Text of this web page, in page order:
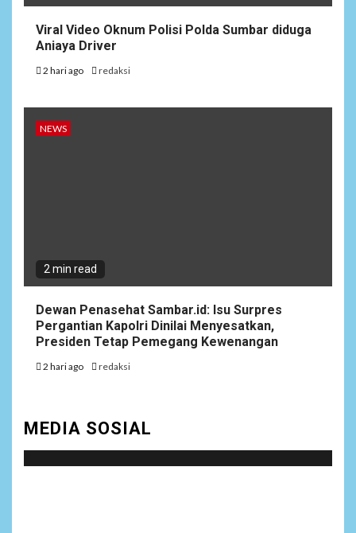
Viral Video Oknum Polisi Polda Sumbar diduga
Aniaya Driver
2 hari ago redaksi
NEWS
2 min read
Dewan Penasehat Sambar.id: Isu Surpres
Pergantian Kapolri Dinilai Menyesatkan,
Presiden Tetap Pemegang Kewenangan
2 hari ago redaksi
MEDIA SOSIAL